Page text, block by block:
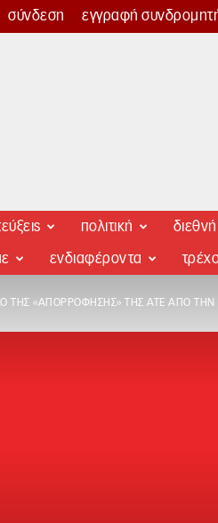
σύνδεση εγγραφή
πολιτική διεθνή
ενδιαφέροντα
ΤΗΣ «ΑΠΟΡΡΌΦΗΣΗΣ» ΤΗΣ ΑΤΕ ΑΠΌ ΤΗΝ